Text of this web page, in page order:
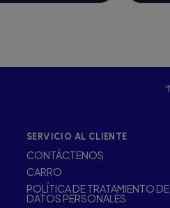
SERVICIO AL CLIENTE
CONTÁCTENOS
CARRO
POLÍTICA DE TRATAMIENTO DE
DATOS PERSONALES